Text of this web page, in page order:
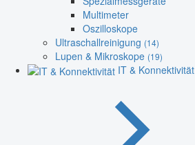
Multimeter
Oszilloskope
Ultraschallreinigung (14)
Lupen & Mikroskope (19)
IT & Konnektivität